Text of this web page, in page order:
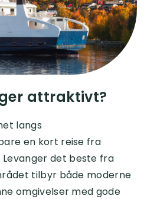
attraktivt?
langs
en kort reise fra
det beste fra
tilbyr både moderne
omgivelser med gode